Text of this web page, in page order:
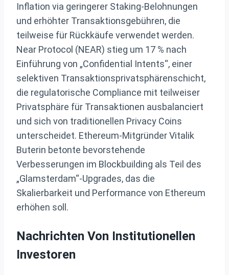
Inflation via geringerer Staking-Belohnungen
und erhöhter Transaktionsgebühren, die
teilweise für Rückkäufe verwendet werden.
Near Protocol (NEAR) stieg um 17 % nach
Einführung von „Confidential Intents“, einer
selektiven Transaktionsprivatsphärenschicht,
die regulatorische Compliance mit teilweiser
Privatsphäre für Transaktionen ausbalanciert
und sich von traditionellen Privacy Coins
unterscheidet. Ethereum-Mitgründer Vitalik
Buterin betonte bevorstehende
Verbesserungen im Blockbuilding als Teil des
„Glamsterdam“-Upgrades, das die
Skalierbarkeit und Performance von Ethereum
erhöhen soll.
Nachrichten Von Institutionellen
Investoren